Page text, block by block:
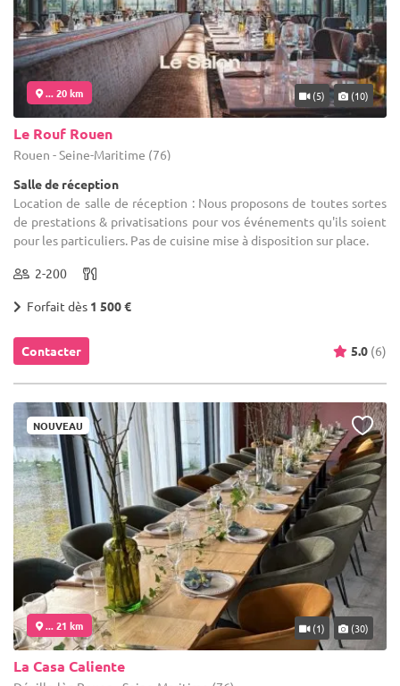
... 20 km (5) (10)
Le Rouf Rouen
Rouen - Seine-Maritime (76)
Salle de réception
Location de salle de réception : Nous proposons de toutes sortes
de prestations & privatisations pour vos événements qu'ils soient
pour les particuliers. Pas de cuisine mise à disposition sur place.
2-200
Forfait dès 1 500 €
Contacter 5.0 (6)
NOUVEAU
... 21 km (1) (30)
La Casa Caliente